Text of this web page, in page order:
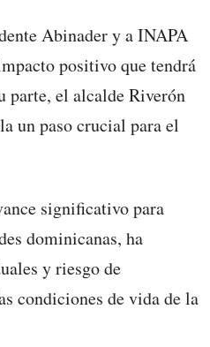
Abinader y a INAPA
positivo que tendrá
parte, el alcalde Riverón
un paso crucial para el
significativo para
dominicanas, ha
y riesgo de
condiciones de vida de la